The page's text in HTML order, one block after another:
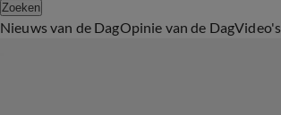
Zoeken
Nieuws van de DagOpinie van de DagVideo's